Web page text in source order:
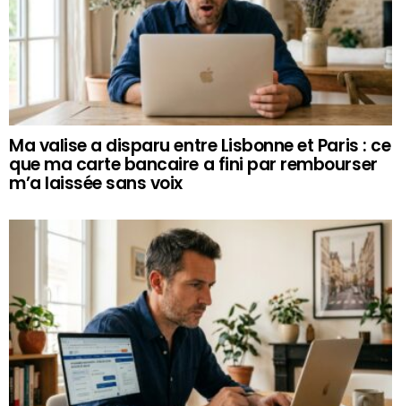
Ma valise a disparu entre Lisbonne et Paris : ce
que ma carte bancaire a fini par rembourser
m’a laissée sans voix